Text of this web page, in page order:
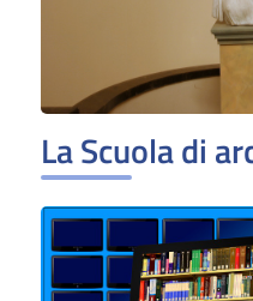
La Scuola di